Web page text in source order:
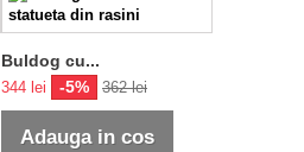
Buldog cu...
344 lei -5% 362 lei
Adauga in cos